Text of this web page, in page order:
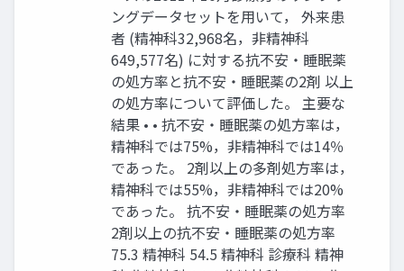
ングデータセットを用いて， 外来患
者 (精神科32,968名，非精神科
649,577名) に対する抗不安・睡眠薬
の処方率と抗不安・睡眠薬の2剤 以上
の処方率について評価した。 主要な
結果 • • 抗不安・睡眠薬の処方率は，
精神科では75%，非精神科では14％
であった。 2剤以上の多剤処方率は，
精神科では55%，非精神科では20%
であった。 抗不安・睡眠薬の処方率
2剤以上の抗不安・睡眠薬の処方率
75.3 精神科 54.5 精神科 診療科 精神